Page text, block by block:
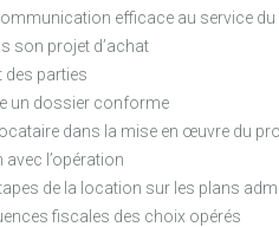
efficace au service
son projet d’achat
des parties
un dossier conforme
dans la mise en œuvre du
avec l’opération
de la location sur les plans
fiscales des choix opérés